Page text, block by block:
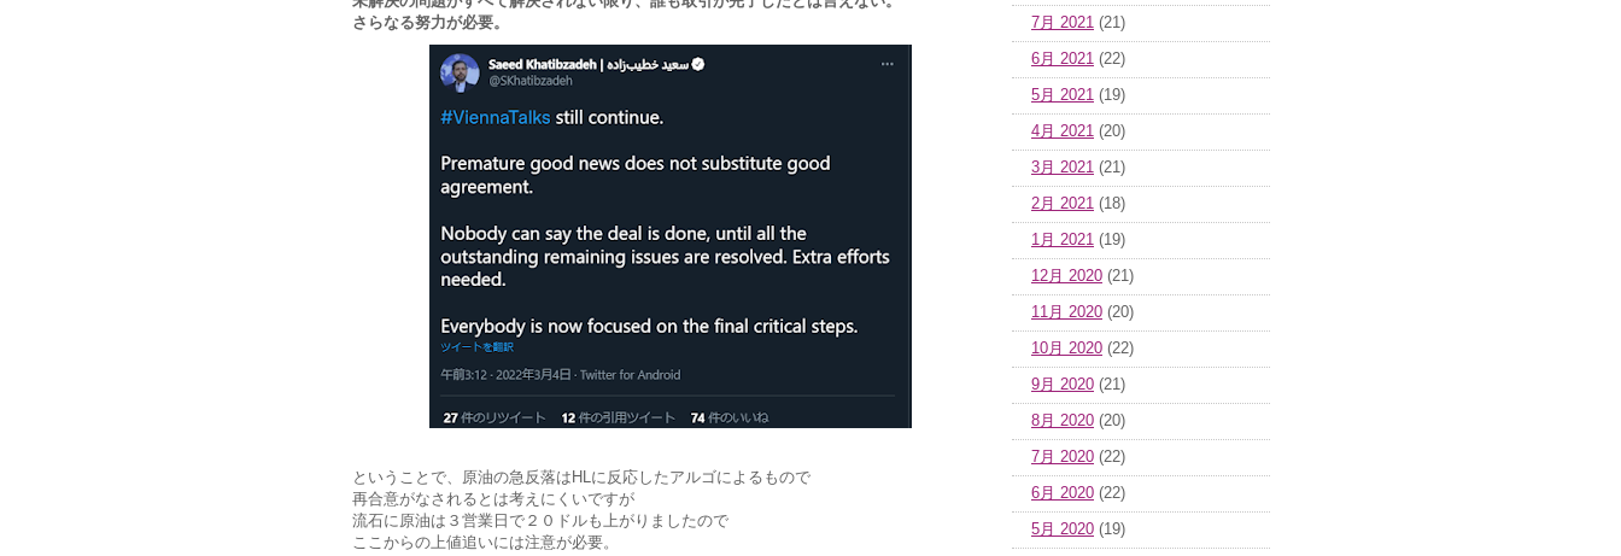
さらなる努力が必要。
ということで、原油の急反落はHLに反応したアルゴによるもので
再合意がなされるとは考えにくいですが
流石に原油は３営業日で２０ドルも上がりましたので
ここからの上値追いには注意が必要。
7月 2021 (21)
6月 2021 (22)
5月 2021 (19)
4月 2021 (20)
3月 2021 (21)
2月 2021 (18)
1月 2021 (19)
12月 2020 (21)
11月 2020 (20)
10月 2020 (22)
9月 2020 (21)
8月 2020 (20)
7月 2020 (22)
6月 2020 (22)
5月 2020 (19)